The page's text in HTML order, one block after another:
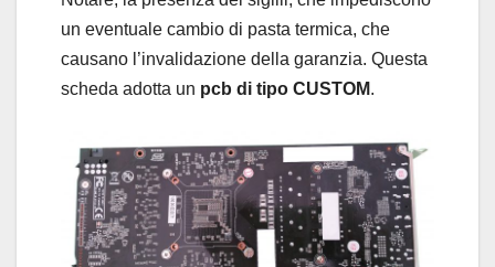
un eventuale cambio di pasta termica, che
causano l’invalidazione della garanzia. Questa
scheda adotta un pcb di tipo CUSTOM.